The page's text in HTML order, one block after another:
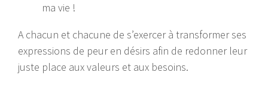
ma vie !
A chacun et chacune de s’exercer à transformer ses
expressions de peur en désirs afin de redonner leur
juste place aux valeurs et aux besoins.